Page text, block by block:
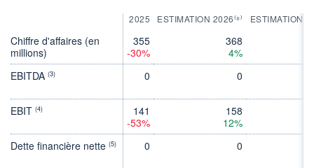
2025 ESTIMATION 2026⁽⁸⁾ ESTIMATION
Chiffre d'affaires (en
millions)
355
-30%
368
4%
EBITDA (3) 0 0
EBIT (4)
141
-53%
158
12%
Dette financière nette (5) 0 0